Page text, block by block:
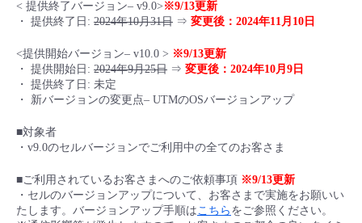
- Flexible InterConnect
- Flexible Remote Access
< 提供終了バージョン– v9.0> ※9/13更新
・ 提供終了日: 2024年10月31日 ⇒ 変更後：2024年11月10日
<提供開始バージョン– v10.0 > ※9/13更新
・ 提供開始日: 2024年9月25日 ⇒ 変更後：2024年10月9日
・ 提供終了日: 未定
・ 新バージョンの変更点– UTMのOSバージョンアップ
■対象者
・v9.0のセルバージョンでご利用中の全てのお客さま
■ご利用されているお客さまへのご依頼事項 ※9/13更新
・セルのバージョンアップについて、お客さまで実施をお願いい
たします。バージョンアップ手順はこちら をご参照ください。